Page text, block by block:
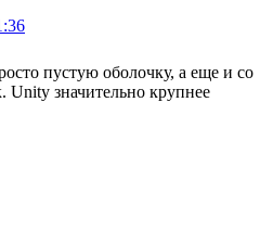
пустую оболочку, а еще и со
значительно крупнее